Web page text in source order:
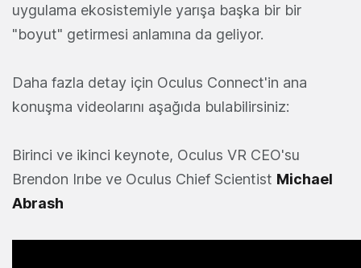
uygulama ekosistemiyle yarışa başka bir bir
"boyut" getirmesi anlamına da geliyor.
Daha fazla detay için Oculus Connect'in ana
konuşma videolarını aşağıda bulabilirsiniz:
Birinci ve ikinci keynote, Oculus VR CEO'su
Brendon Irıbe ve Oculus Chief Scientist Michael
Abrash